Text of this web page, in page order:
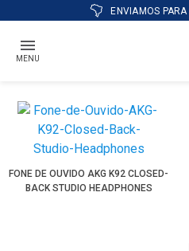
ENVIAMOS PARA
MENU
FONE DE OUVIDO AKG K92 CLOSED-
BACK STUDIO HEADPHONES